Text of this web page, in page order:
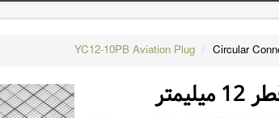
Circular
/
YC12-10PB Aviation Plug